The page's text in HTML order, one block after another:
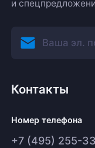
и
Контакты
Номер телефона
+7 (495) 255-